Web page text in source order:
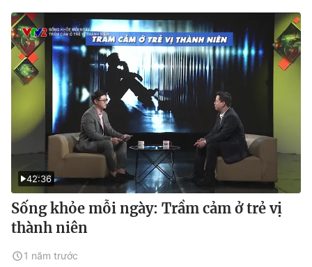
42:36
Sống khỏe mỗi ngày: Trầm cảm ở trẻ vị
thành niên
1 năm trước